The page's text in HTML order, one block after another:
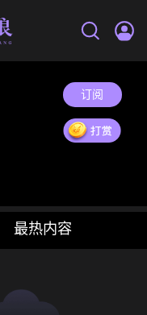
订阅
最热内容